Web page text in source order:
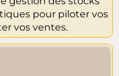
pour piloter vos
vos ventes.